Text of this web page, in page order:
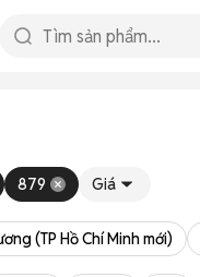
879 Giá
(TP Hồ Chí Minh mới)